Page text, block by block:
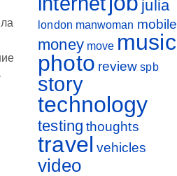
julia
london manwoman mobile
money move music
photo review spb
story
technology
testing thoughts
travel vehicles
video